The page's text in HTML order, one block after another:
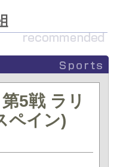
5戦 ラリ
ペイン)